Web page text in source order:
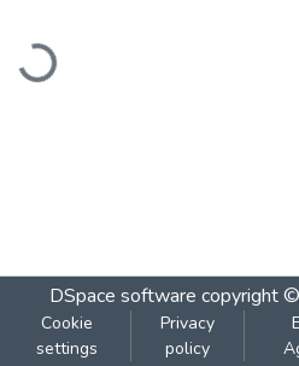
DSpace software copyright
Cookie
settings
Privacy
policy